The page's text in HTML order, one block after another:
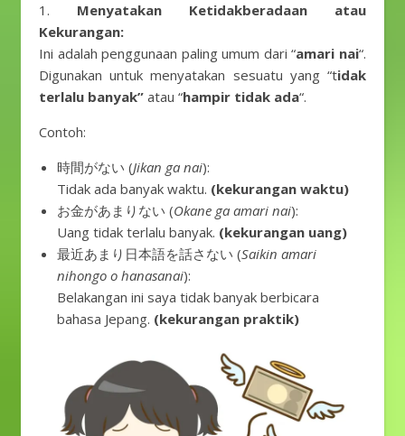
1. Menyatakan Ketidakberadaan atau
Kekurangan:
Ini adalah penggunaan paling umum dari “amari nai“.
Digunakan untuk menyatakan sesuatu yang “tidak
terlalu banyak” atau “hampir tidak ada“.
Contoh:
時間がない (Jikan ga nai):
Tidak ada banyak waktu. (kekurangan waktu)
お金があまりない (Okane ga amari nai):
Uang tidak terlalu banyak. (kekurangan uang)
最近あまり日本語を話さない (Saikin amari
nihongo o hanasanai):
Belakangan ini saya tidak banyak berbicara
bahasa Jepang. (kekurangan praktik)